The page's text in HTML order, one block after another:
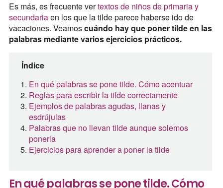
Es más, es frecuente vertextos de niños de primaria y
secundariaen los que la tilde parece haberse ido de
vacaciones. Veamoscuándo hay que poner tilde en las
palabras mediante varios ejercicios prácticos.
Índice
En qué palabras se pone tilde. Cómo acentuar
Reglas para escribir la tilde correctamente
Ejemplos de palabras agudas, llanas y
esdrújulas
Palabras que no llevan tilde aunque solemos
ponerla
Ejercicios para aprender a poner la tilde
En qué palabras se pone tilde. Cómo